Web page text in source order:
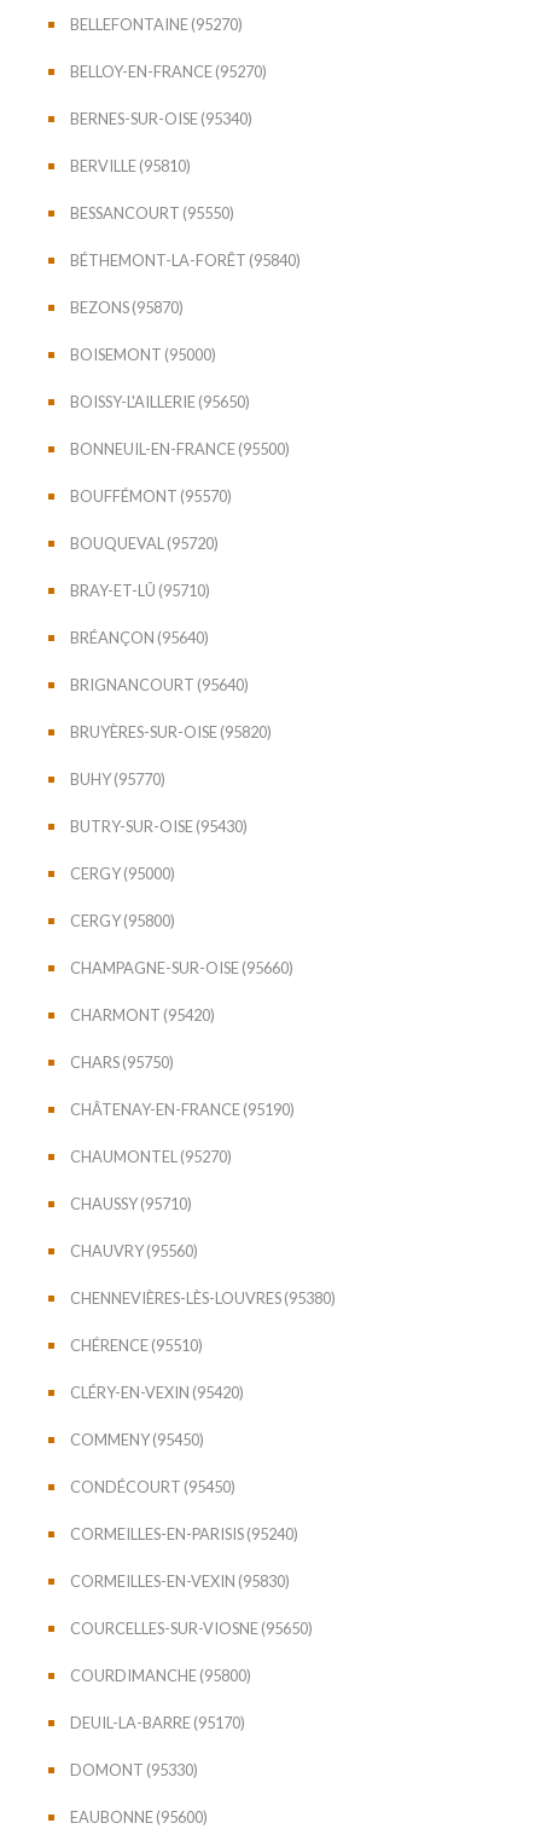
BELLEFONTAINE (95270)
BELLOY-EN-FRANCE (95270)
BERNES-SUR-OISE (95340)
BERVILLE (95810)
BESSANCOURT (95550)
BÉTHEMONT-LA-FORÊT (95840)
BEZONS (95870)
BOISEMONT (95000)
BOISSY-L'AILLERIE (95650)
BONNEUIL-EN-FRANCE (95500)
BOUFFÉMONT (95570)
BOUQUEVAL (95720)
BRAY-ET-LÛ (95710)
BRÉANÇON (95640)
BRIGNANCOURT (95640)
BRUYÈRES-SUR-OISE (95820)
BUHY (95770)
BUTRY-SUR-OISE (95430)
CERGY (95000)
CERGY (95800)
CHAMPAGNE-SUR-OISE (95660)
CHARMONT (95420)
CHARS (95750)
CHÂTENAY-EN-FRANCE (95190)
CHAUMONTEL (95270)
CHAUSSY (95710)
CHAUVRY (95560)
CHENNEVIÈRES-LÈS-LOUVRES (95380)
CHÉRENCE (95510)
CLÉRY-EN-VEXIN (95420)
COMMENY (95450)
CONDÉCOURT (95450)
CORMEILLES-EN-PARISIS (95240)
CORMEILLES-EN-VEXIN (95830)
COURCELLES-SUR-VIOSNE (95650)
COURDIMANCHE (95800)
DEUIL-LA-BARRE (95170)
DOMONT (95330)
EAUBONNE (95600)